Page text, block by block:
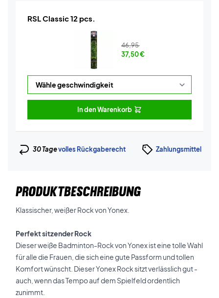
RSL Classic 12 pcs.
46,95
37,50€
In den Warenkorb
30 Tagevolles Rückgaberecht Zahlungsmittel
PRODUKTBESCHREIBUNG
Klassischer, weißer Rock von Yonex.
Perfekt sitzender Rock
Dieser weiße Badminton-Rock von Yonex ist eine tolle Wahl
für alle die Frauen, die sich eine gute Passform und tollen
Komfort wünscht. Dieser Yonex Rock sitzt verlässlich gut -
auch, wenn das Tempo auf dem Spielfeld ordentlich
zunimmt.